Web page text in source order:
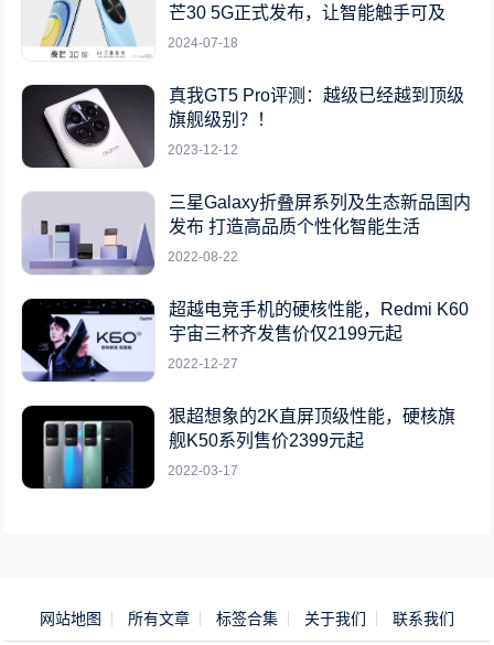
芒30 5G正式发布，让智能触手可及
2024-07-18
真我GT5 Pro评测：越级已经越到顶级
旗舰级别？！
2023-12-12
三星Galaxy折叠屏系列及生态新品国内
发布 打造高品质个性化智能生活
2022-08-22
超越电竞手机的硬核性能，Redmi K60
宇宙三杯齐发售价仅2199元起
2022-12-27
狠超想象的2K直屏顶级性能，硬核旗
舰K50系列售价2399元起
2022-03-17
网站地图 所有文章 标签合集 关于我们 联系我们